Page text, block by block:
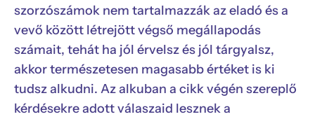
szorzószámok nem tartalmazzák az eladó és a
vevő között létrejött végső megállapodás
számait, tehát ha jól érvelsz és jól tárgyalsz,
akkor természetesen magasabb értéket is ki
tudsz alkudni. Az alkuban a cikk végén szereplő
kérdésekre adott válaszaid lesznek a